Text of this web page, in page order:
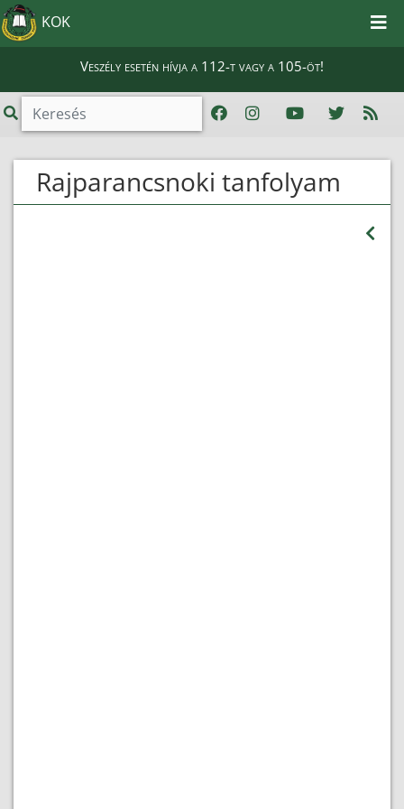
KOK
Veszély esetén hívja a 112-t vagy a 105-öt!
Rajparancsnoki tanfolyam